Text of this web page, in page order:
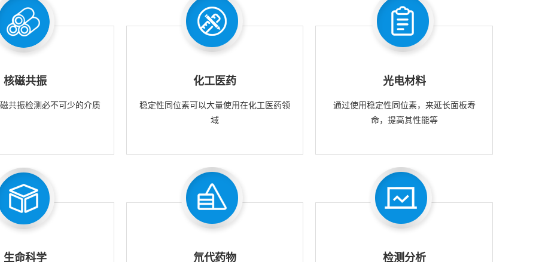
核磁共振
共振检测必不可少的介质
化工医药
稳定性同位素可以大量使用在化工医药领
域
光电材料
通过使用稳定性同位素，来延长面板寿
命，提高其性能等
生命科学 氘代药物 检测分析